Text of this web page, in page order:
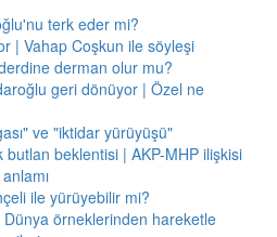
terk eder mi?
| Vahap Coşkun ile söyleşi
derman olur mu?
geri dönüyor | Özel ne
ve "iktidar yürüyüşü"
butlan beklentisi | AKP-MHP ilişkisi
ile yürüyebilir mi?
örneklerinden hareketle